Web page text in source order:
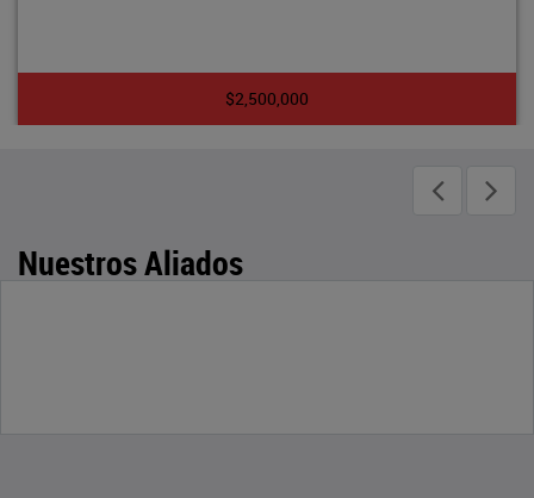
$2,500,000
Nuestros Aliados